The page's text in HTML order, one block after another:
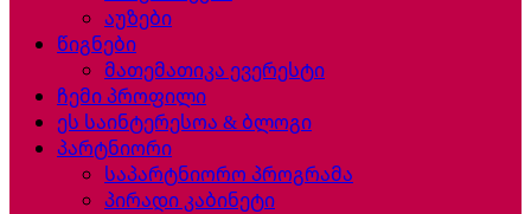
აუზები
წიგნები
მათემათიკა ევერესტი
ჩემი პროფილი
ეს საინტერესოა & ბლოგი
პარტნიორი
საპარტნიორო პროგრამა
პირადი კაბინეტი